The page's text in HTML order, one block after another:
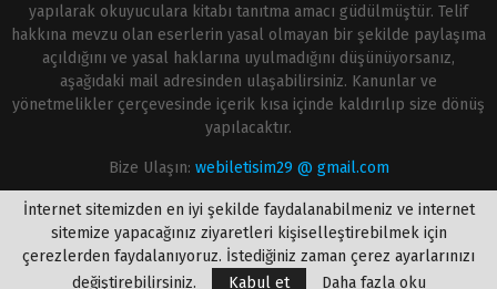
yapılarak okuyuculara kitabı tanıtma amacı güdülmüştür. Telif
hakkına mevzu olan eserlerin yasal olmayan bir şekilde paylaşıma
açıldığını ve yasal haklarına uyulmadığını düşünüyorsanız,
aşağıdaki mail adresinden ulaşabilirsiniz. Kanunlar ve
yönetmelikler çerçevesinde içerik kısa içinde kaldırılıp size dönüş
yapılacaktır.
Bize Ulaşın: webiletisim29 @ gmail.com
@2020 - onlinekitapoku.com
İnternet sitemizden en iyi şekilde faydalanabilmeniz ve internet
sitemize yapacağınız ziyaretleri kişiselleştirebilmek için
çerezlerden faydalanıyoruz. İstediğiniz zaman çerez ayarlarınızı
değiştirebilirsiniz.
Kabul et Daha fazla oku